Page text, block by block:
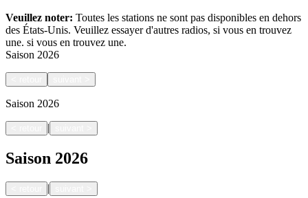
Veuillez noter: Toutes les stations ne sont pas disponibles en dehors
des États-Unis. Veuillez essayer d'autres radios, si vous en trouvez
une. si vous en trouvez une.
Saison 2026
Saison 2026
|
Saison 2026
|